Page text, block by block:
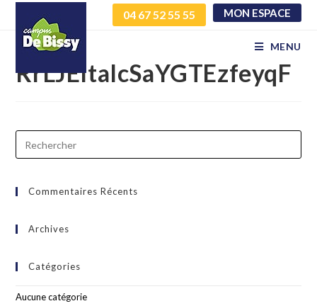
04 67 52 55 55 MON ESPACE
MENU
DotAZchquUQsqWlwTH
RrLJEItaIcSaYGTEzfeyqF
Commentaires Récents
Archives
Catégories
Aucune catégorie